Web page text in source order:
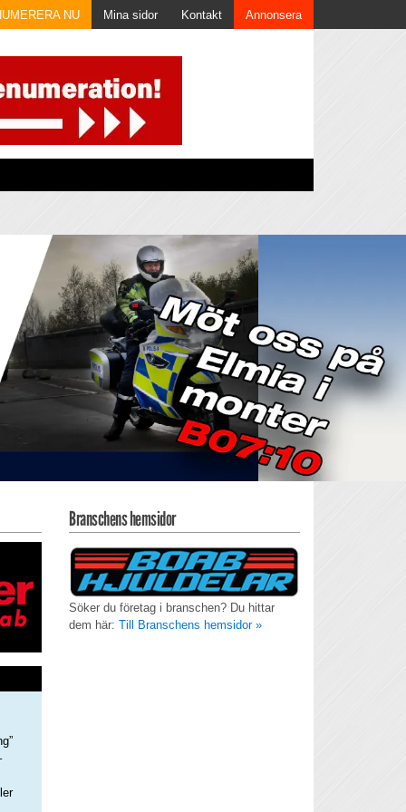
NU Mina sidor Kontakt Annonsera
Branschens hemsidor
Söker du företag i branschen? Du hittar
dem här: Till Branschens hemsidor »